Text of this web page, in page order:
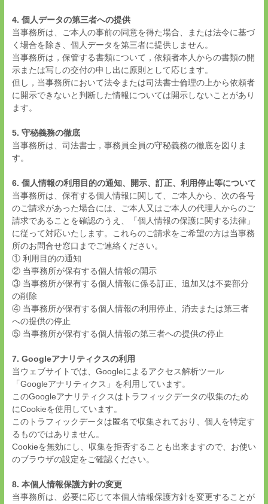
4. 個人データの第三者への提供
当事務所は、ご本人の事前の同意を得た場合、または法令に基づ
く場合を除き、個人データを第三者に提供しません。
当事務所は，保管する書類について，依頼者本人からの書類の開
示または写しの交付の申し出に原則として応じます。
但し，当事務所において法令または司法書士倫理の上から依頼者
に開示できないと判断した情報については開示しないことがあり
ます。
5. 守秘義務の徹底
当事務所は、司法書士，事務員全員の守秘義務の徹底を図りま
す。
6. 個人情報の利用目的の通知、開示、訂正、利用停止等について
当事務所は、保有する個人情報に関して、ご本人から、次の各号
のご請求があった場合には、ご本人又はご本人の代理人からのご
請求であることを確認のうえ、「個人情報の保護に関する法律」
に従って対応いたします。これらのご請求をご希望の方は当事務
所のお問合せ窓口までご連絡ください。
① 利用目的の通知
② 当事務所が保有する個人情報の開示
③ 当事務所が保有する個人情報に係る訂正、追加又は不要部分
の削除
④ 当事務所が保有する個人情報の利用停止、消去または第三者
への提供の停止
⑤ 当事務所が保有する個人情報の第三者への提供の停止
7. Googleアナリティクスの利用
当ウェブサイトでは、Googleによるアクセス解析ツール
「Googleアナリティクス」を利用しています。
このGoogleアナリティクスはトラフィックデータの収集のため
にCookieを使用しています。
このトラフィックデータは匿名で収集されており、個人を特定す
るものではありません。
Cookieを無効にし、収集を拒否することも出来ますので、お使い
のブラウザの設定をご確認ください。
8. 本個人情報保護方針の変更
当事務所は、必要に応じて本個人情報保護方針を変更することが